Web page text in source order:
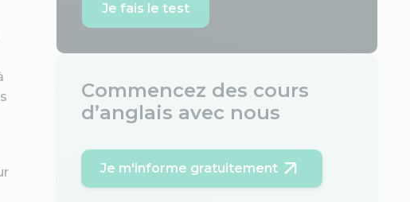
Je fais le test
Commencez des cours
d’anglais avec nous
Je m'informe gratuitement